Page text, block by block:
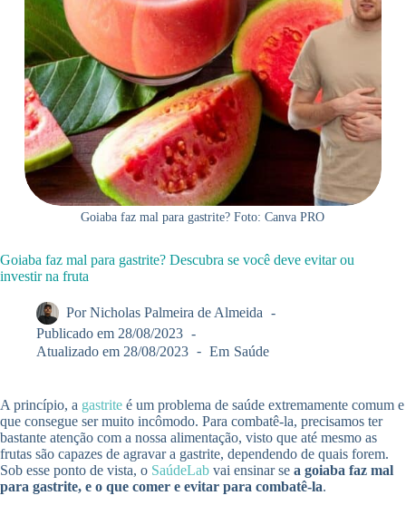
Goiaba faz mal para gastrite? Foto: Canva PRO
Goiaba faz mal para gastrite? Descubra se você deve evitar ou
investir na fruta
Por Nicholas Palmeira de Almeida
Publicado em 28/08/2023
Atualizado em 28/08/2023 Em Saúde
A princípio, a gastrite é um problema de saúde extremamente comum e
que consegue ser muito incômodo. Para combatê-la, precisamos ter
bastante atenção com a nossa alimentação, visto que até mesmo as
frutas são capazes de agravar a gastrite, dependendo de quais forem.
Sob esse ponto de vista, o SaúdeLab vai ensinar se a goiaba faz mal
para gastrite, e o que comer e evitar para combatê-la.